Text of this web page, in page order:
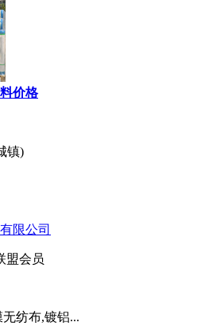
价格
镇)
限公司
纺布,镀铝...